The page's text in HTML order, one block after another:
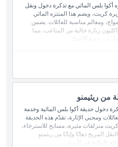
أكوا بلس المائي مع تذكرة دخول ونقل
كريت، ويضم هذا المنتزه المائي
ومعالم مناسبة للعائلات. يضمن
زيارة خالية من المتاعب، مما
من جميع الأعمار.
من ريثيمنو
دخول حديقة أكوا بلس المائية وخدمة
ومحبي الإثارة، تقدّم هذه الحديقة
منزلقات مثيرة، مسابح للاسترخاء،
المريح ذهابًا وإيابًا من ريثمنو
المائية في اليونان.